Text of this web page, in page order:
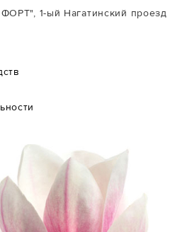
1-ый Нагатинский проезд